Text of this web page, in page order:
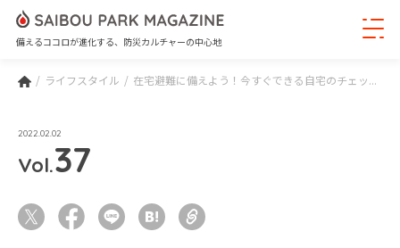
備えるココロが進化する、防災カルチャーの中心地
ライフスタイル 在宅避難に備えよう！今すぐできる自宅のチェッ...
2022.02.02
Vol.37